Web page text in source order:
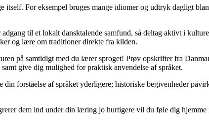
itself. For eksempel bruges mange idiomer og udtryk dagligt
til et lokalt dansktalende samfund, så deltag aktivt i
og lære om traditioner direkte fra kilden.
på samtidigt med du lærer sproget! Prøv opskrifter fra
give dig mulighed for praktisk anvendelse af språket.
forståelse af språket yderligere; historiske begivenheder
dem ind under din læring jo hurtigere vil du føle dig hjemme